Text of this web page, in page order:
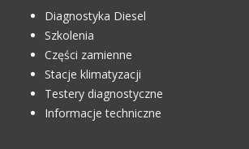
Diagnostyka Diesel
Szkolenia
Części zamienne
Stacje klimatyzacji
Testery diagnostyczne
Informacje techniczne